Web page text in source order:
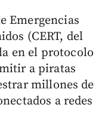
Emergencias
(CERT, del
en el protocolo
a piratas
millones de
a redes